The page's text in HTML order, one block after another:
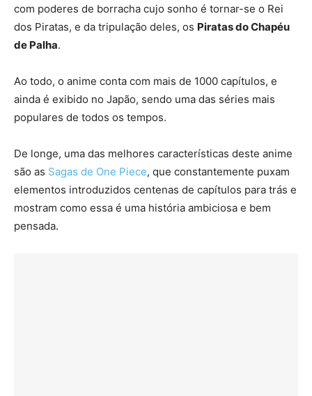
com poderes de borracha cujo sonho é tornar-se o Rei
dos Piratas, e da tripulação deles, os Piratas do Chapéu
de Palha.
Ao todo, o anime conta com mais de 1000 capítulos, e
ainda é exibido no Japão, sendo uma das séries mais
populares de todos os tempos.
De longe, uma das melhores características deste anime
são as Sagas de One Piece, que constantemente puxam
elementos introduzidos centenas de capítulos para trás e
mostram como essa é uma história ambiciosa e bem
pensada.